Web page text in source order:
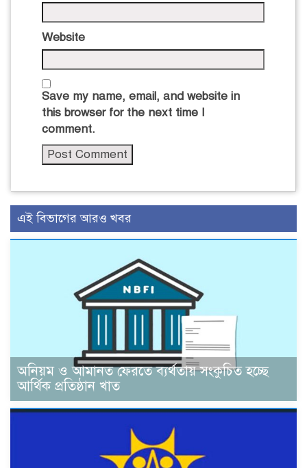
Website
Save my name, email, and website in
this browser for the next time I
comment.
এই বিভাগের আরও খবর
অনিয়ম ও আমানত ফেরতে ব্যর্থতায় সংকুচিত হচ্ছে
আর্থিক প্রতিষ্ঠান খাত